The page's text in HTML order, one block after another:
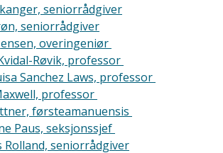
seniorrådgiver
seniorrådgiver
overingeniør
Røvik, professor
Sanchez Laws, professor
professor
førsteamanuensis
Paus, seksjonssjef
Rolland, seniorrådgiver